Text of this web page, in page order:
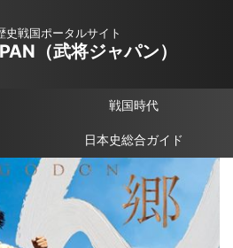
史戦国ポータルサイト
（武将ジャパン）
戦国時代
日本史総合ガイド